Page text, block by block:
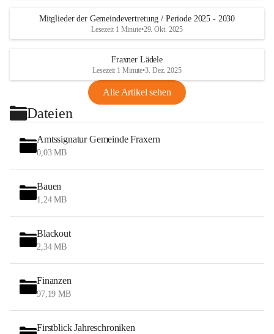
Mitglieder der Gemeindevertretung / Periode 2025 - 2030
Lesezeit 1 Minute•29. Okt. 2025
Fraxner Lädele
Lesezeit 1 Minute•3. Dez. 2025
Alle Artikel sehen
Dateien
Amtssignatur Gemeinde Fraxern
0,03 MB
Bauen
1,24 MB
Blackout
2,34 MB
Finanzen
97,19 MB
Firstblick Jahreschroniken